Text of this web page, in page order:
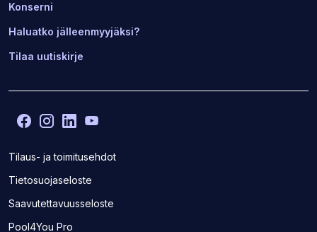
Konserni
Haluatko jälleenmyyjäksi?
Tilaa uutiskirje
Tilaus- ja toimitusehdot
Tietosuojaseloste
Saavutettavuusseloste
Pool4You Pro
Facebook
(Avaa
sivuston
uudelle
välilehdelle)
Instagram
(Avaa
sivuston
välilehdelle)
LinkedIn
(Avaa
sivuston
välilehdelle)
sivuston